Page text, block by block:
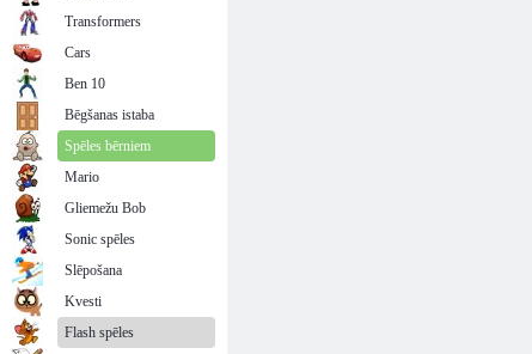
Transformers
Cars
Ben 10
Bēgšanas istaba
Spēles bērniem
Mario
Gliemežu Bob
Sonic spēles
Slēpošana
Kvesti
Flash spēles